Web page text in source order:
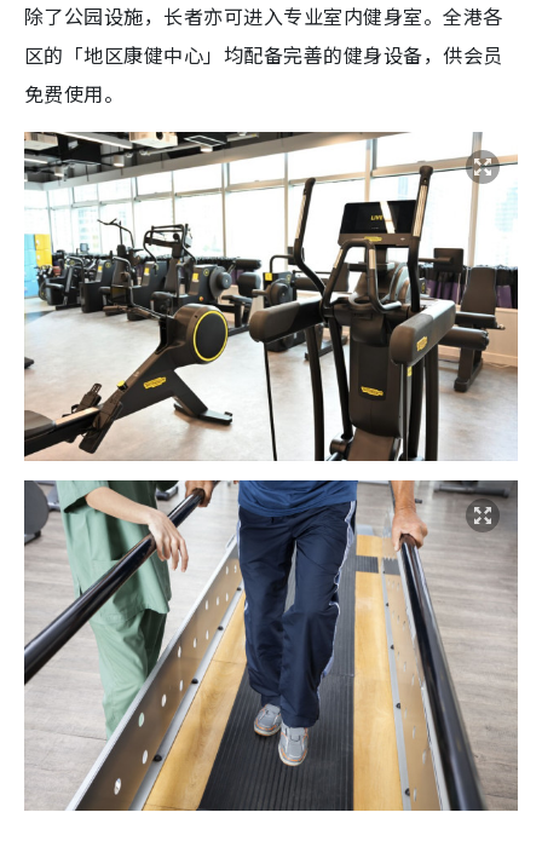
除了公园设施，长者亦可进入专业室内健身室。全港各
区的「地区康健中心」均配备完善的健身设备，供会员
免费使用。